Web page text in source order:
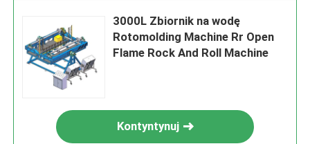
3000L Zbiornik na wodę
Rotomolding Machine Rr Open
Flame Rock And Roll Machine
Kontyntynuj